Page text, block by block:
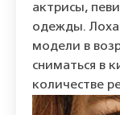
актрисы,
одежды.
модели в
сниматься в
количестве